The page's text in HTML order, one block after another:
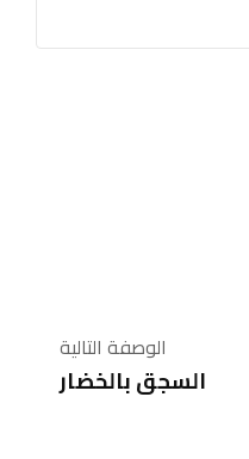
الوصفة التالية
السجق بالخضار